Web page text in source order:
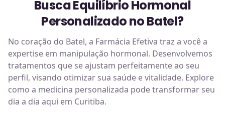
Busca Equilíbrio Hormonal
Personalizado no Batel?
No coração do Batel, a Farmácia Efetiva traz a você a
expertise em manipulação hormonal. Desenvolvemos
tratamentos que se ajustam perfeitamente ao seu
perfil, visando otimizar sua saúde e vitalidade. Explore
como a medicina personalizada pode transformar seu
dia a dia aqui em Curitiba.